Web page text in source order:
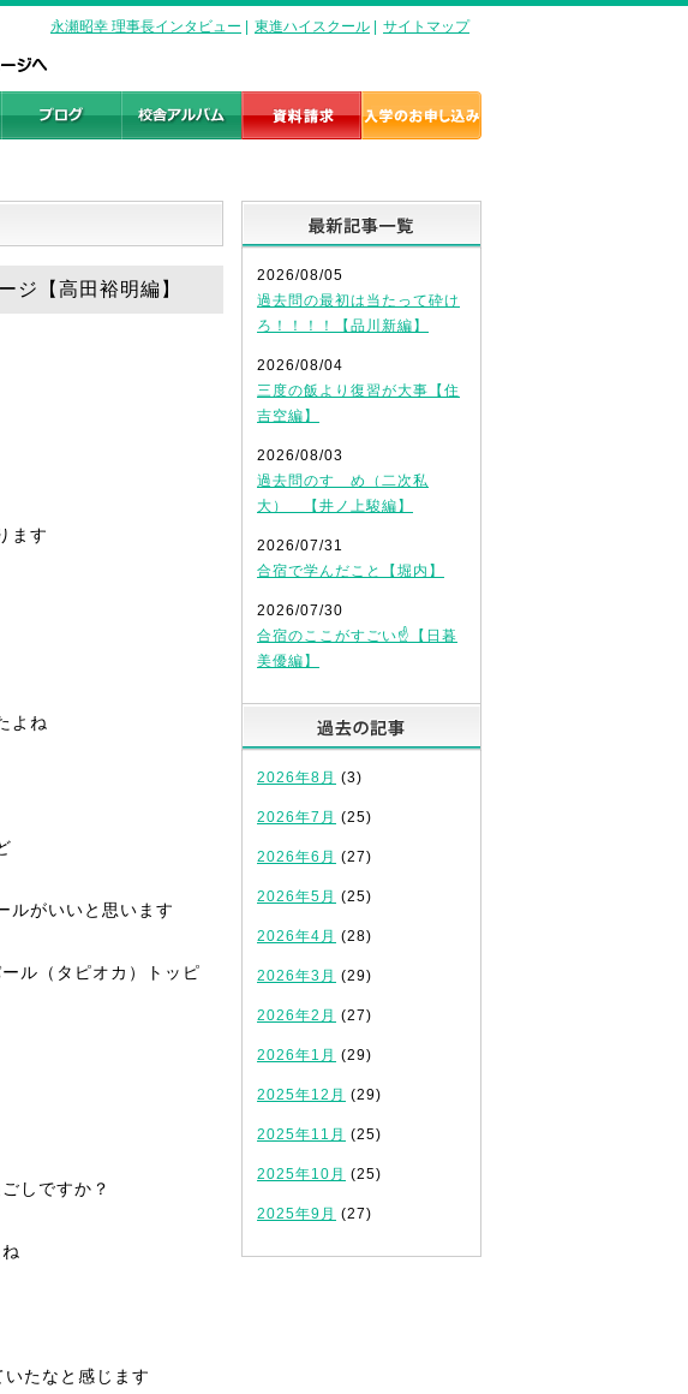
永瀬昭幸 理事長インタビュー 東進ハイスクール サイトマップ
【高田裕明編】
ます
よね
ルがいいと思います
ル（タピオカ）トッピ
しですか？
たなと感じます
2026/08/05
過去問の最初は当たって砕け
ろ！！！！【品川新編】
2026/08/04
三度の飯より復習が大事【住
吉空編】
2026/08/03
過去問のすゝめ（二次私
大） 【井ノ上駿編】
2026/07/31
合宿で学んだこと【堀内】
2026/07/30
合宿のここがすごい☝️【日暮
美優編】
2026年8月 (3)
2026年7月 (25)
2026年6月 (27)
2026年5月 (25)
2026年4月 (28)
2026年3月 (29)
2026年2月 (27)
2026年1月 (29)
2025年12月 (29)
2025年11月 (25)
2025年10月 (25)
2025年9月 (27)